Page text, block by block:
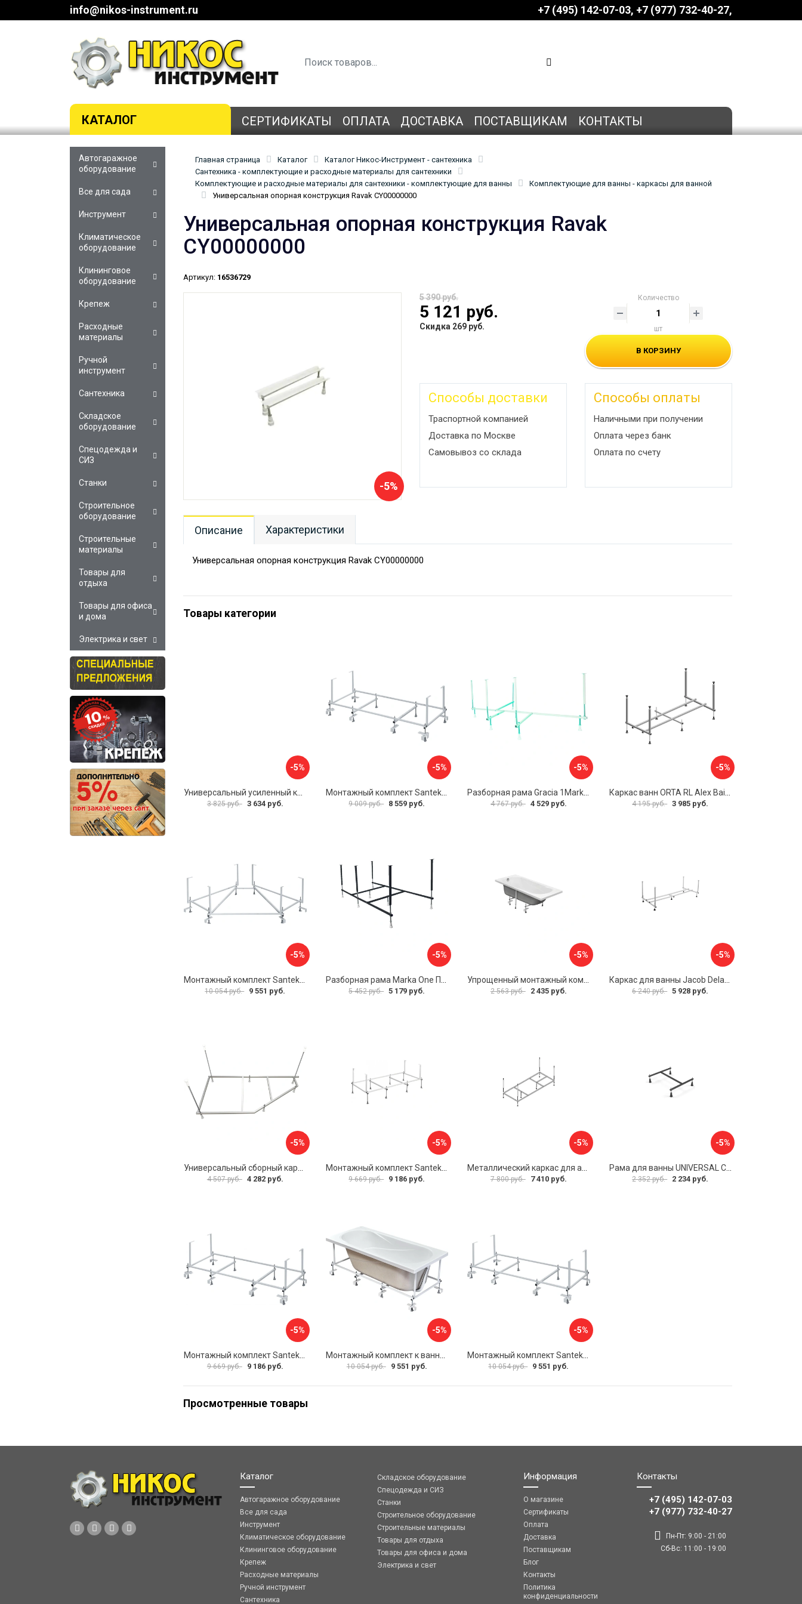
info@nikos-instrument.ru +7 (495) 142-07-03 ‎‎+7 (977) 732-40-27
КАТАЛОГ СЕРТИФИКАТЫ ОПЛАТА ДОСТАВКА ПОСТАВЩИКАМ КОНТАКТЫ
Главная страница Каталог
Каталог Никос-Инструмент - сантехника
Сантехника - комплектующие и расходные материалы для сантехники
Комплектующие и расходные материалы для сантехники - комплектующие для ванны
Комплектующие для ванны - каркасы для ванной
Универсальная опорная конструкция Ravak CY00000000
Универсальная опорная конструкция Ravak
CY00000000
Артикул: 16536729
-5%
5 390 руб.
5 121 руб.
Скидка 269 руб.
Количество
шт
В КОРЗИНУ
Способы доставки
Траспортной компанией
Доставка по Москве
Самовывоз со склада
Способы оплаты
Наличными при получении
Оплата через банк
Оплата по счету
Описание Характеристики
Универсальная опорная конструкция Ravak CY00000000
Товары категории
-5%
3 825 руб. 3 634 руб.
-5%
Монтажный комплект Santek МОНАКО 1.WH11.2.424 00000045899
9 009 руб. 8 559 руб.
-5%
4 767 руб. 4 529 руб.
-5%
4 195 руб. 3 985 руб.
-5%
Монтажный комплект Santek КАРИБЫ 1.WH11.2.430 00000046546
10 054 руб. 9 551 руб.
-5%
Разборная рама Marka One ПУ 160-165x75 03пу1675
5 452 руб. 5 179 руб.
-5%
Упрощенный монтажный комплект для ванны Santek КАСАБЛАНКА 1WH501541 00058310
2 563 руб. 2 435 руб.
-5%
Каркас для ванны Jacob Delafon E6D082RU-00 Sofa 73633
6 240 руб. 5 928 руб.
-5%
4 507 руб. 4 282 руб.
-5%
Монтажный комплект Santek САНТОРИНИ 1.WH30.2.488 00000069112
9 669 руб. 9 186 руб.
-5%
7 800 руб. 7 410 руб.
-5%
Рама для ванны UNIVERSAL Cersanit K-RW-UNIVERSAL160-170
2 352 руб. 2 234 руб.
-5%
9 669 руб. 9 186 руб.
-5%
10 054 руб. 9 551 руб.
-5%
10 054 руб. 9 551 руб.
Просмотренные товары
Автогаражное
оборудование
Все для сада
Инструмент
Климатическое
оборудование
Клининговое
оборудование
Крепеж
Расходные
материалы
Ручной
инструмент
Сантехника
Складское
оборудование
Спецодежда и
СИЗ
Станки
Строительное
оборудование
Строительные
материалы
Товары для
отдыха
Товары для офиса
и дома
Электрика и свет
Каталог
Автогаражное оборудование
Все для сада
Инструмент
Климатическое оборудование
Клининговое оборудование
Крепеж
Расходные материалы
Ручной инструмент
Сантехника
Складское оборудование
Спецодежда и СИЗ
Станки
Строительное оборудование
Строительные материалы
Товары для отдыха
Товары для офиса и дома
Электрика и свет
Информация
О магазине
Сертификаты
Оплата
Доставка
Поставщикам
Блог
Контакты
Политика
конфиденциальности
Контакты
+7 (495) 142-07-03
‎‎+7 (977) 732-40-27
Пн-Пт: 9:00 - 21:00
Сб-Вс: 11:00 - 19:00